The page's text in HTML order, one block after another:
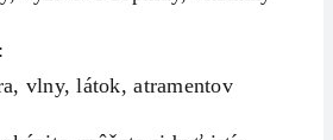
vlny, látok, atramentov